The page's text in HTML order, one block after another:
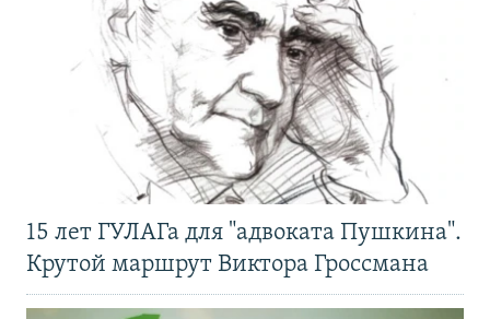
15 лет ГУЛАГа для "адвоката Пушкина".
Крутой маршрут Виктора Гроссмана